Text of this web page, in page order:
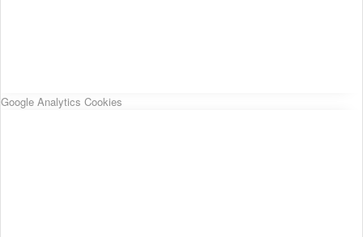
Google Analytics Cookies